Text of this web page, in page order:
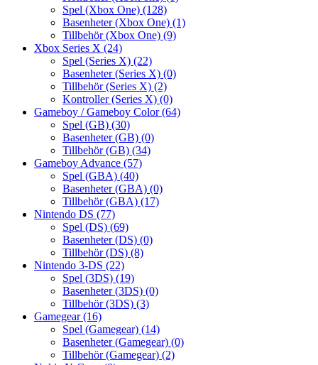
Spel (Xbox One) (128)
Basenheter (Xbox One) (1)
Tillbehör (Xbox One) (9)
Xbox Series X (24)
Spel (Series X) (22)
Basenheter (Series X) (0)
Tillbehör (Series X) (2)
Kontroller (Series X) (0)
Gameboy / Gameboy Color(64)
Spel (GB) (30)
Basenheter (GB) (0)
Tillbehör (GB) (34)
Gameboy Advance (57)
Spel (GBA) (40)
Basenheter (GBA) (0)
Tillbehör (GBA) (17)
Nintendo DS (77)
Spel (DS) (69)
Basenheter (DS) (0)
Tillbehör (DS) (8)
Nintendo 3-DS (22)
Spel (3DS) (19)
Basenheter (3DS) (0)
Tillbehör (3DS) (3)
Gamegear(16)
Spel (Gamegear) (14)
Basenheter (Gamegear) (0)
Tillbehör (Gamegear) (2)